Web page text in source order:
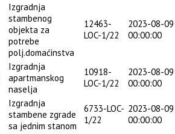
Izgradnja
stambenog
objekta za
potrebe
polj.domaćinstva
12463-
LOC-1/22
2023-08-09
00:00:00
Izgradnja
apartmanskog
naselja
10918-
LOC-1/22
2023-08-09
00:00:00
Izgradnja
stambene zgrade
sa jednim stanom
6733-LOC-
1/22
2023-08-09
00:00:00